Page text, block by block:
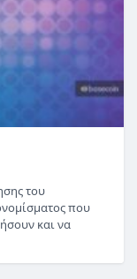
του
που
και να